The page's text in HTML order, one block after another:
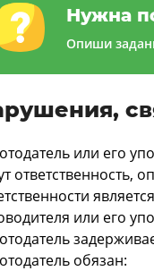
Нужна
Опиши
или его
ответственность,
или его
обязан: